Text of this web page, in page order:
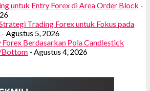
untuk Entry Forex di Area Order Block -
Trading Forex untuk Fokus pada
- Agustus 5, 2026
Berdasarkan Pola Candlestick
Bottom - Agustus 4, 2026